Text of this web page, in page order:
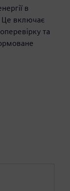
в
Це включає
та